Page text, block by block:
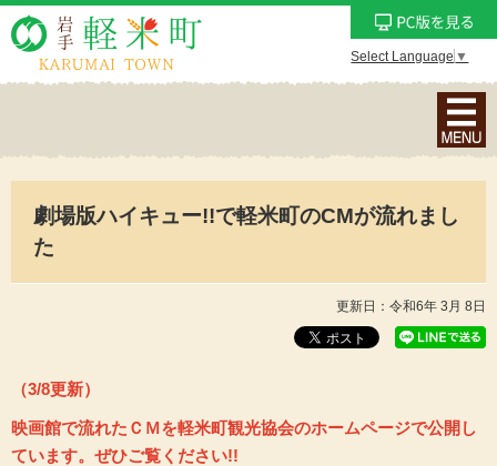
Select Language ▼
ナ
ビ
シ
メ
ニ
ュ
表
劇場版ハイキュー!!で軽米町のCMが流れまし
た
更新日：令和6年 3月 8日
（3/8更新）
映画館で流れたＣＭを軽米町観光協会のホームページで公開し
ています。 ぜひご覧ください!!